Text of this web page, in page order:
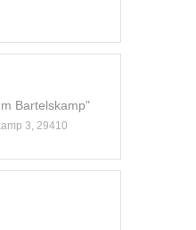
Bartelskamp"
3, 29410